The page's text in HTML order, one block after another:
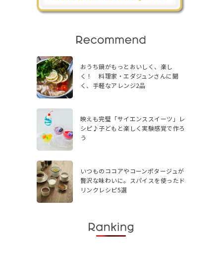
おうち鍋がもっとおいしく、楽し
く！ 料理家・エダジュンさんに聞
く、手軽なアレンジ2品
映えも完璧「サイエンススイーツ」レ
シピ♪子どもと楽しく実験感覚で作ろ
う
いつものココアやコーンポタージュが
贅沢な味わいに。スパイスを使ったド
リンクレシピ5選